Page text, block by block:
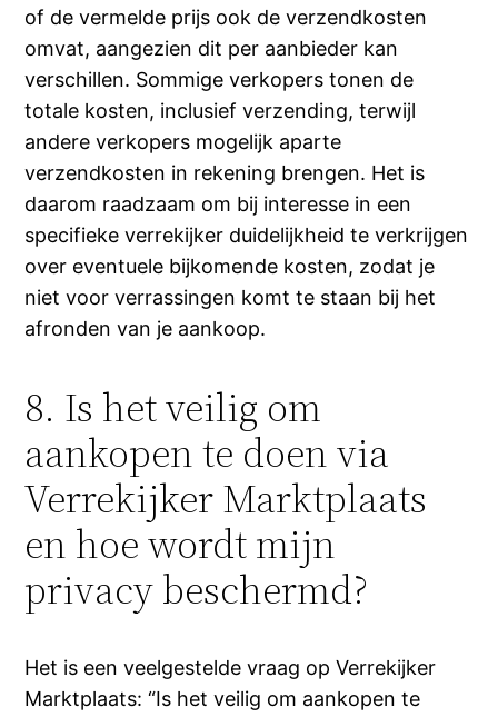
of de vermelde prijs ook de verzendkosten
omvat, aangezien dit per aanbieder kan
verschillen. Sommige verkopers tonen de
totale kosten, inclusief verzending, terwijl
andere verkopers mogelijk aparte
verzendkosten in rekening brengen. Het is
daarom raadzaam om bij interesse in een
specifieke verrekijker duidelijkheid te verkrijgen
over eventuele bijkomende kosten, zodat je
niet voor verrassingen komt te staan bij het
afronden van je aankoop.
8. Is het veilig om
aankopen te doen via
Verrekijker Marktplaats
en hoe wordt mijn
privacy beschermd?
Het is een veelgestelde vraag op Verrekijker
Marktplaats: “Is het veilig om aankopen te